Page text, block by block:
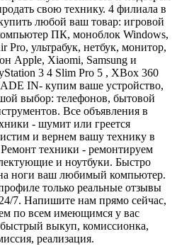
свою технику. 4 филиала в
любой ваш товар: игровой
ПК, моноблок Windows,
Pro, ультрабук, нетбук, монитор,
Apple, Xiaomi, Samsung и
3 4 Slim Pro 5 , XBox 360
IN- купим ваше устройство,
выбор: телефонов, бытовой
Все объявления в
- шумит или греется
и вернем вашу технику в
техники - ремонтируем
и ноутбуки. Быстро
ноги ваш любимый компьютер.
только реальные отзывы
7. Напишите нам прямо сейчас,
по всем имеющимся у вас
выкуп, комиссионка,
реализация.